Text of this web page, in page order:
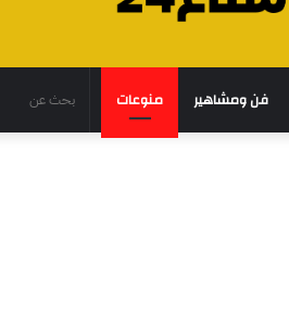
فن ومشاهير منوعات